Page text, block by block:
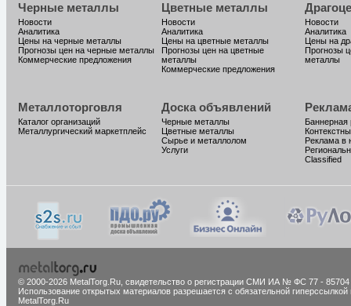
Черные металлы
Новости
Аналитика
Цены на черные металлы
Прогнозы цен на черные металлы
Коммерческие предложения
Цветные металлы
Новости
Аналитика
Цены на цветные металлы
Прогнозы цен на цветные
металлы
Коммерческие предложения
Новости
Аналитика
Цены на
Прогнозы
металлы
Металлоторговля
Каталог организаций
Металлургический маркетплейс
Доска объявлений
Черные металлы
Цветные металлы
Сырье и металлолом
Услуги
Баннерная
Реклама в
Classified
© 2000-2026 MetalTorg.Ru, cвидетельство о регистрации СМИ ИА № ФС 77 - 85704
Использование открытых материалов разрешается с обязательной гиперссылкой
MetalTorg.Ru